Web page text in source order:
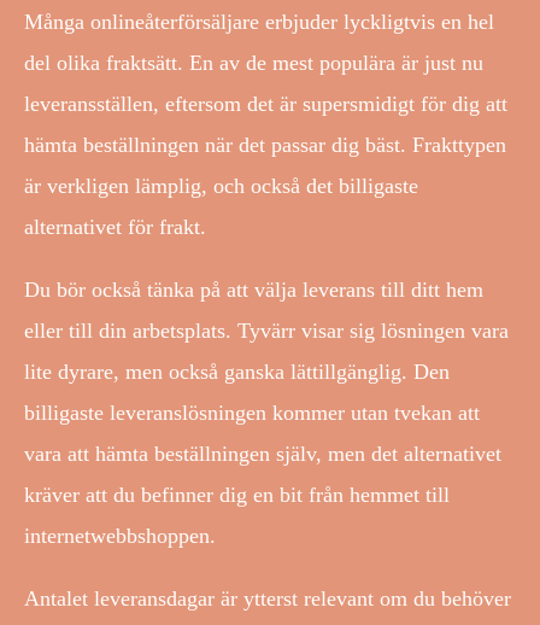
Många onlineåterförsäljare erbjuder lyckligtvis en hel
del olika fraktsätt. En av de mest populära är just nu
leveransställen, eftersom det är supersmidigt för dig att
hämta beställningen när det passar dig bäst. Frakttypen
är verkligen lämplig, och också det billigaste
alternativet för frakt.
Du bör också tänka på att välja leverans till ditt hem
eller till din arbetsplats. Tyvärr visar sig lösningen vara
lite dyrare, men också ganska lättillgänglig. Den
billigaste leveranslösningen kommer utan tvekan att
vara att hämta beställningen själv, men det alternativet
kräver att du befinner dig en bit från hemmet till
internetwebbshoppen.
Antalet leveransdagar är ytterst relevant om du behöver